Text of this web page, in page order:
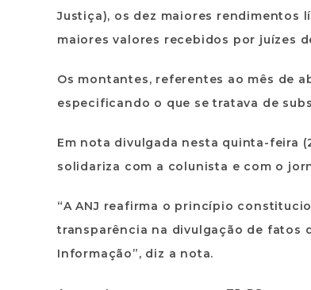
Justiça), os dez maiores rendimentos
maiores valores recebidos por juízes
Os montantes, referentes ao mês de
especificando o que se tratava de
Em nota divulgada nesta quinta-feira
solidariza com a colunista e com o
“A ANJ reafirma o princípio
transparência na divulgação de fatos
Informação”, diz a nota.